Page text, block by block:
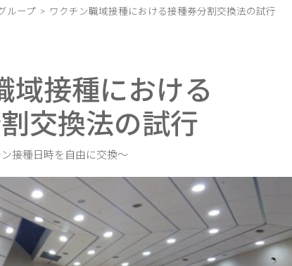
ループ ワクチン職域接種における接種券分割交換法の試行
域接種における
交換法の試行
接種日時を自由に交換〜